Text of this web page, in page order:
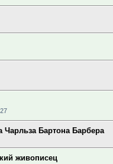
Чарльза Бартона Барбера
живописец